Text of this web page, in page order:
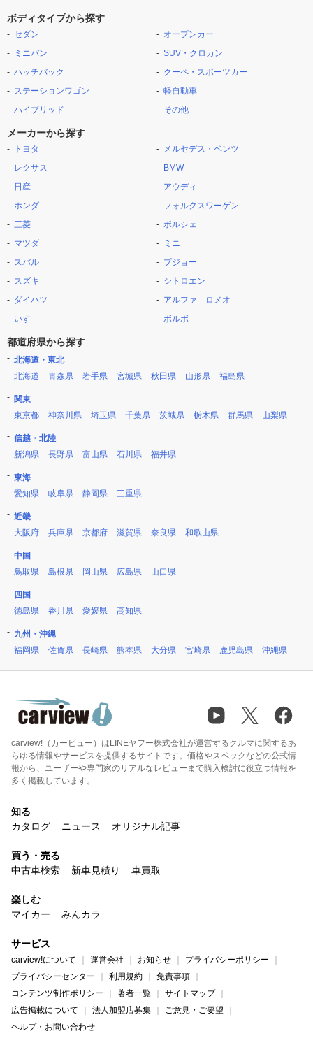
ボディタイプから探す
セダン
ミニバン
ハッチバック
ステーションワゴン
ハイブリッド
オープンカー
SUV・クロカン
クーペ・スポーツカー
軽自動車
その他
メーカーから探す
トヨタ
レクサス
日産
ホンダ
三菱
マツダ
スバル
スズキ
ダイハツ
いすゞ
メルセデス・ベンツ
BMW
アウディ
フォルクスワーゲン
ポルシェ
ミニ
プジョー
シトロエン
アルファ ロメオ
ボルボ
都道府県から探す
北海道・東北
北海道
青森県 岩手県 宮城県 秋田県 山形県 福島県
関東
東京都
神奈川県 埼玉県 千葉県 茨城県 栃木県 群馬県 山梨県
信越・北陸
新潟県
長野県 富山県 石川県 福井県
東海
愛知県
岐阜県 静岡県 三重県
近畿
大阪府
兵庫県 京都府 滋賀県 奈良県 和歌山県
中国
鳥取県
島根県 岡山県 広島県 山口県
四国
徳島県
香川県 愛媛県 高知県
九州・沖縄
福岡県
佐賀県 長崎県 熊本県 大分県 宮崎県 鹿児島県 沖縄県
carview!（カービュー）はLINEヤフー株式会社が運営するクルマに関するあ
らゆる情報やサービスを提供するサイトです。価格やスペックなどの公式情
報から、ユーザーや専門家のリアルなレビューまで購入検討に役立つ情報を
多く掲載しています。
知る
カタログ
ニュース オリジナル記事
買う・売る
中古車検索
新車見積り 車買取
楽しむ
マイカー
みんカラ
サービス
carview!について 運営会社 お知らせ
プライバシーポリシー
プライバシーセンター
利用規約
免責事項
コンテンツ制作ポリシー
著者一覧
サイトマップ
広告掲載について
法人加盟店募集
ご意見・ご要望
ヘルプ・お問い合わせ